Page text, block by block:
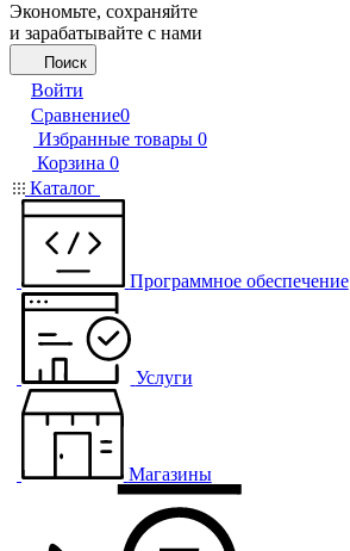
Экономьте, сохраняйте
и зарабатывайте с нами
Поиск
Войти
Сравнение0
Избранные товары 0
Корзина 0
Каталог
Программное обеспечение
Услуги
Магазины